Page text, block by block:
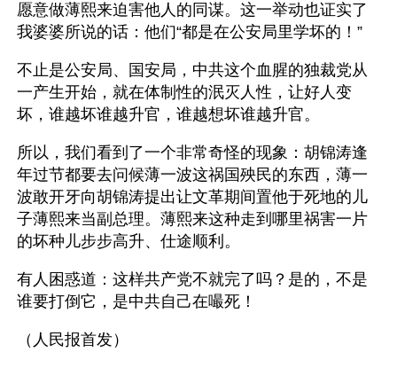
愿意做薄熙来迫害他人的同谋。这一举动也证实了
我婆婆所说的话：他们“都是在公安局里学坏的！”
不止是公安局、国安局，中共这个血腥的独裁党从
一产生开始，就在体制性的泯灭人性，让好人变
坏，谁越坏谁越升官，谁越想坏谁越升官。
所以，我们看到了一个非常奇怪的现象：胡锦涛逢
年过节都要去问候薄一波这祸国殃民的东西，薄一
波敢开牙向胡锦涛提出让文革期间置他于死地的儿
子薄熙来当副总理。薄熙来这种走到哪里祸害一片
的坏种儿步步高升、仕途顺利。
有人困惑道：这样共产党不就完了吗？是的，不是
谁要打倒它，是中共自己在嘬死！